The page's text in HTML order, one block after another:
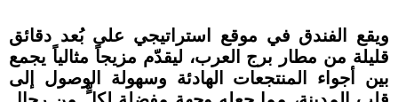
ويقع الفندق في موقع استراتيجي على بُعد دقائق
قليلة من مطار برج العرب، ليقدّم مزيجاً مثالياً يجمع
بين أجواء المنتجعات الهادئة وسهولة الوصول إلى